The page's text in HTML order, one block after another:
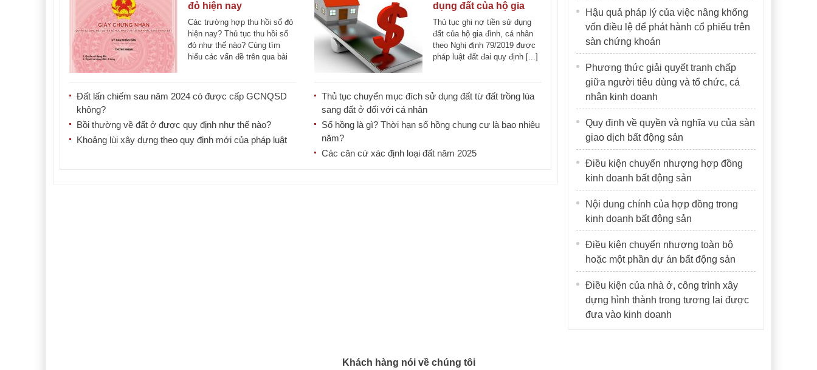
đỏ hiện nay
Các trường hợp thu hồi sổ đỏ
hiện nay? Thủ tục thu hồi sổ
đỏ như thế nào? Cùng tìm
hiểu các vấn đề trên qua bài
Đất lấn chiếm sau năm 2024 có được cấp GCNQSD
không?
Bồi thường về đất ở được quy định như thế nào?
Khoảng lùi xây dựng theo quy định mới của pháp luật
dụng đất của hộ gia
đình, cá nhân
Thủ tục ghi nợ tiền sử dụng
đất của hộ gia đình, cá nhân
theo Nghị định 79/2019 được
pháp luật đất đai quy định [...]
Thủ tục chuyển mục đích sử dụng đất từ đất trồng lúa
sang đất ở đối với cá nhân
Sổ hồng là gì? Thời hạn sổ hồng chung cư là bao nhiêu
năm?
Các căn cứ xác định loại đất năm 2025
Hậu quả pháp lý của việc nâng khống
vốn điều lệ để phát hành cổ phiếu trên
sàn chứng khoán
Phương thức giải quyết tranh chấp
giữa người tiêu dùng và tổ chức, cá
nhân kinh doanh
Quy định về quyền và nghĩa vụ của sàn
giao dịch bất động sản
Điều kiện chuyển nhượng hợp đồng
kinh doanh bất động sản
Nội dung chính của hợp đồng trong
kinh doanh bất động sản
Điều kiện chuyển nhượng toàn bộ
hoặc một phần dự án bất động sản
Điều kiện của nhà ở, công trình xây
dựng hình thành trong tương lai được
đưa vào kinh doanh
Khách hàng nói về chúng tôi